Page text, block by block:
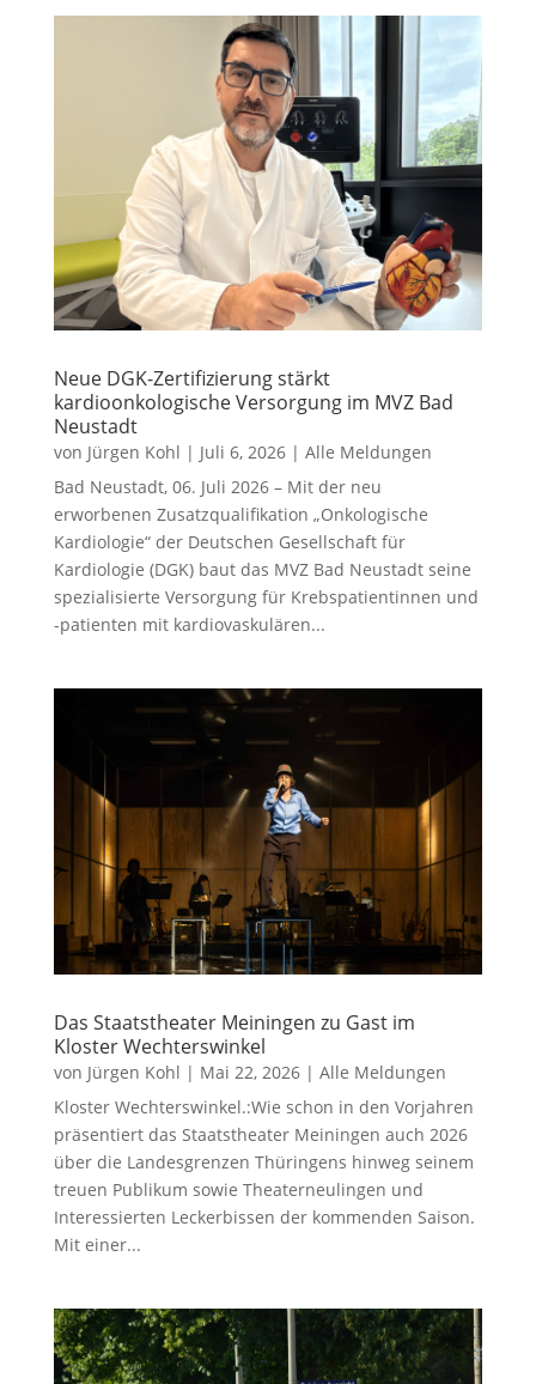
Neue DGK-Zertifizierung stärkt
kardioonkologische Versorgung im MVZ Bad
Neustadt
von Jürgen Kohl | Juli 6, 2026| Alle Meldungen
Bad Neustadt, 06. Juli 2026 – Mit der neu
erworbenen Zusatzqualifikation „Onkologische
Kardiologie“ der Deutschen Gesellschaft für
Kardiologie (DGK) baut das MVZ Bad Neustadt seine
spezialisierte Versorgung für Krebspatientinnen und
-patienten mit kardiovaskulären...
Das Staatstheater Meiningen zu Gast im
Kloster Wechterswinkel
von Jürgen Kohl | Mai 22, 2026| Alle Meldungen
Kloster Wechterswinkel.:Wie schon in den Vorjahren
präsentiert das Staatstheater Meiningen auch 2026
über die Landesgrenzen Thüringens hinweg seinem
treuen Publikum sowie Theaterneulingen und
Interessierten Leckerbissen der kommenden Saison.
Mit einer...